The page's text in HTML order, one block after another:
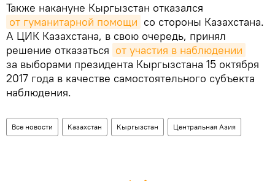
Также накануне Кыргызстан отказался
от гуманитарной помощи со стороны Казахстана.
А ЦИК Казахстана, в свою очередь, принял
решение отказаться от участия в наблюдении
за выборами президента Кыргызстана 15 октября
2017 года в качестве самостоятельного субъекта
наблюдения.
Все новости Казахстан Кыргызстан Центральная Азия